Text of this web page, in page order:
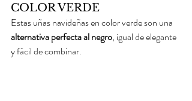
COLOR VERDE
Estas uñas navideñas en color verde son una
alternativa perfecta al negro, igual de elegante
y fácil de combinar.